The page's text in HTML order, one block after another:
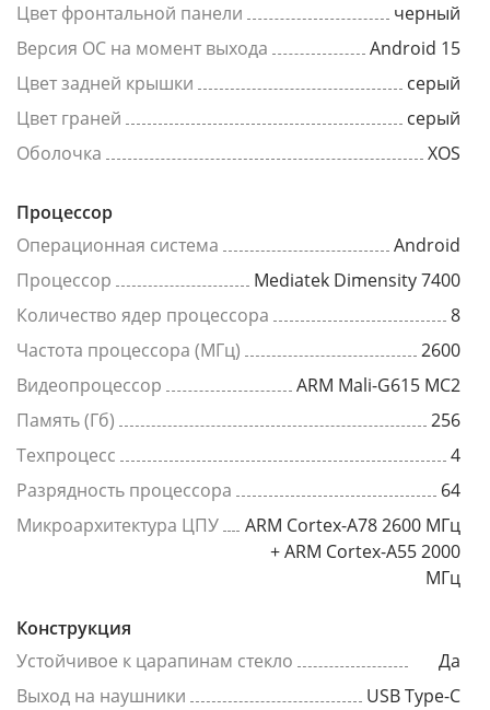
Цвет фронтальной панели
черный
Версия ОС на момент выхода
Android 15
Цвет задней крышки
серый
Цвет граней
серый
Оболочка
XOS
Процессор
Операционная система
Android
Процессор
Mediatek Dimensity 7400
Количество ядер процессора
8
Частота процессора (МГц)
2600
Видеопроцессор
ARM Mali-G615 MC2
Память (Гб)
256
Техпроцесс
4
Разрядность процессора
64
Микроархитектура ЦПУ
ARM Cortex-A78 2600 МГц
+ ARM Cortex-A55 2000
МГц
Конструкция
Устойчивое к царапинам стекло
Да
Выход на наушники
USB Type-C